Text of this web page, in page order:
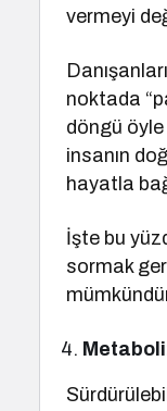
vermeyi
noktada
döngü öyle
insanın
hayatla
İşte bu
sormak